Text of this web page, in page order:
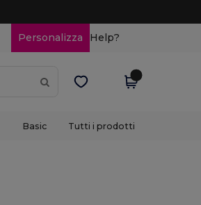
Personalizza Help?
Basic Tutti i prodotti